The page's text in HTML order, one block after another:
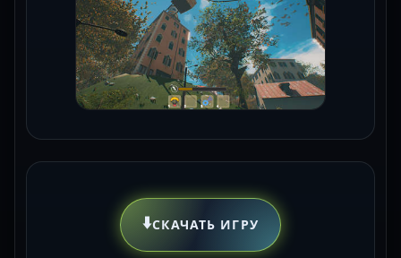
⬇️СКАЧАТЬ ИГРУ